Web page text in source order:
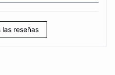
reseñas